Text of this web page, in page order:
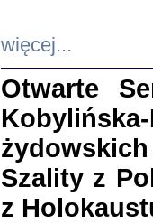
więcej...
Otwarte
Szality z
z